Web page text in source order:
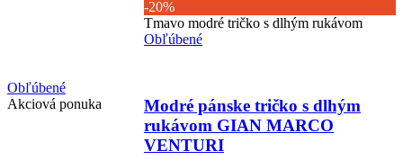
-20%
Tmavo modré tričko s dlhým rukávom
Obľúbené
Obľúbené
Akciová ponuka
Modré pánske tričko s dlhým
rukávom GIAN MARCO
VENTURI